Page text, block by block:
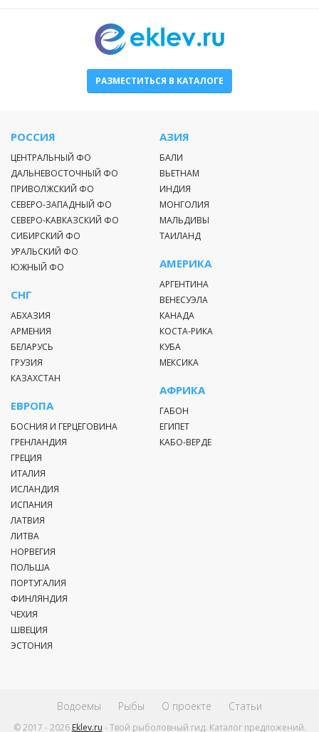
РАЗМЕСТИТЬСЯ В КАТАЛОГЕ
РОССИЯ
ЦЕНТРАЛЬНЫЙ ФО
ДАЛЬНЕВОСТОЧНЫЙ ФО
ПРИВОЛЖСКИЙ ФО
СЕВЕРО-ЗАПАДНЫЙ ФО
СЕВЕРО-КАВКАЗСКИЙ ФО
СИБИРСКИЙ ФО
УРАЛЬСКИЙ ФО
ЮЖНЫЙ ФО
СНГ
АБХАЗИЯ
АРМЕНИЯ
БЕЛАРУСЬ
ГРУЗИЯ
КАЗАХСТАН
ЕВРОПА
БОСНИЯ И ГЕРЦЕГОВИНА
ГРЕНЛАНДИЯ
ГРЕЦИЯ
ИТАЛИЯ
ИСЛАНДИЯ
ИСПАНИЯ
ЛАТВИЯ
ЛИТВА
НОРВЕГИЯ
ПОЛЬША
ПОРТУГАЛИЯ
ФИНЛЯНДИЯ
ЧЕХИЯ
ШВЕЦИЯ
ЭСТОНИЯ
АЗИЯ
БАЛИ
ВЬЕТНАМ
ИНДИЯ
МОНГОЛИЯ
МАЛЬДИВЫ
ТАИЛАНД
АМЕРИКА
АРГЕНТИНА
ВЕНЕСУЭЛА
КАНАДА
КОСТА-РИКА
КУБА
МЕКСИКА
АФРИКА
ГАБОН
ЕГИПЕТ
КАБО-ВЕРДЕ
© 2017 - 2026 Eklev.ru - Твой рыболовный гид. Каталог предложений.
Водоемы Рыбы О проекте Статьи